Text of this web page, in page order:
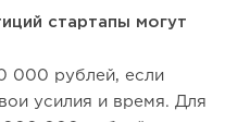
стартапы могут
000 рублей, если
усилия и время. Для